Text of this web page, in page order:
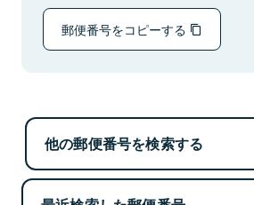
郵便番号をコピーする
他の郵便番号を検索する